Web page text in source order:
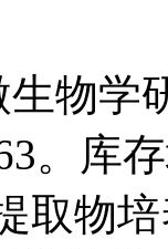
物学
。库
取物